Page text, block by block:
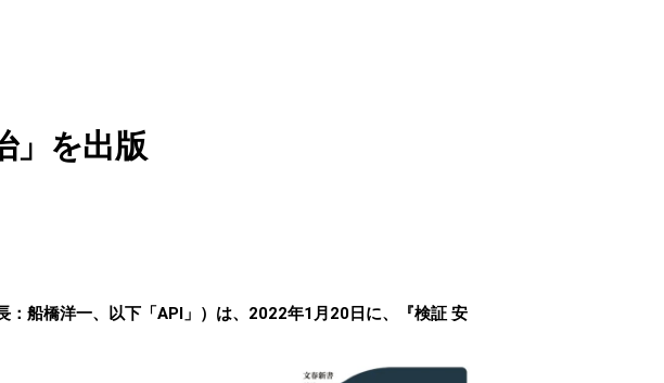
」を出版
船橋洋一、以下「API」）は、2022年1月20日に、『検証 安